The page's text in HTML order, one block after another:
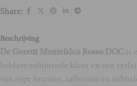
Share:
Beschrijving
De Goretti Montefalco Rosso DOC is
heldere robijnrode kleur en een
van rijpe bramen, aalbessen en